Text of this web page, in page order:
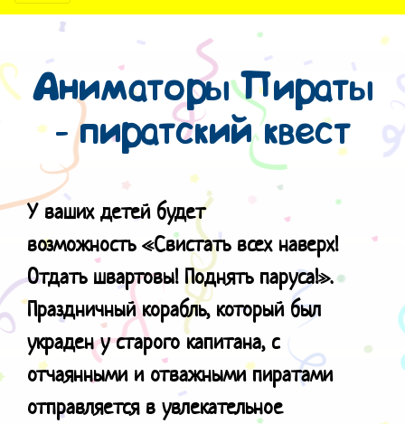
Аниматоры Пираты
- пиратский квест
У ваших детей будет
возможность «Свистать всех наверх!
Отдать швартовы! Поднять паруса!».
Праздничный корабль, который был
украден у старого капитана, с
отчаянными и отважными пиратами
отправляется в увлекательное